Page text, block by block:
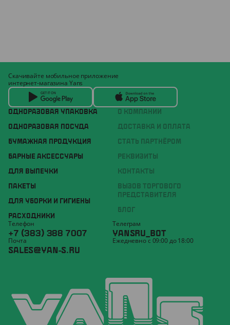
ОДНОРАЗОВАЯ УПАКОВКА
ОДНОРАЗОВАЯ ПОСУДА
БУМАЖНАЯ ПРОДУКЦИЯ
БАРНЫЕ АКСЕССУАРЫ
ДЛЯ ВЫПЕЧКИ
ПАКЕТЫ
ДЛЯ УБОРКИ И ГИГИЕНЫ
РАСХОДНИКИ
О КОМПАНИИ
ДОСТАВКА И ОПЛАТА
СТАТЬ ПАРТНЁРОМ
РЕКВИЗИТЫ
КОНТАКТЫ
ВЫЗОВ ТОРГОВОГО
ПРЕДСТАВИТЕЛЯ
БЛОГ
Скачивайте мобильное приложение
интернет-магазина Yans
Телефон
+7 (383) 388 7007
Телеграм
YANSRU_BOT
Почта
SALES@YAN-S.RU
Ежедневно с 09:00 до 18:00